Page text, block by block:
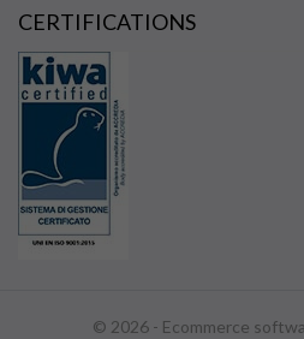
CERTIFICATIONS
© 2026 - Ecommerce